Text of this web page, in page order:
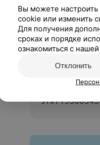
Свободный
Возрастное
Инфолиния:
Организатор:
УНП
Вы можете
cookie или изменить
Для получения
сроках и порядке
ознакомиться с нашей
Отклонить